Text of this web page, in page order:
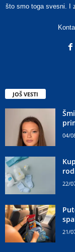
što smo toga svesni. I
JOŠ VESTI
04/
22/
21/